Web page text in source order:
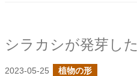
シラカシが発芽した
2023-05-25 植物の形